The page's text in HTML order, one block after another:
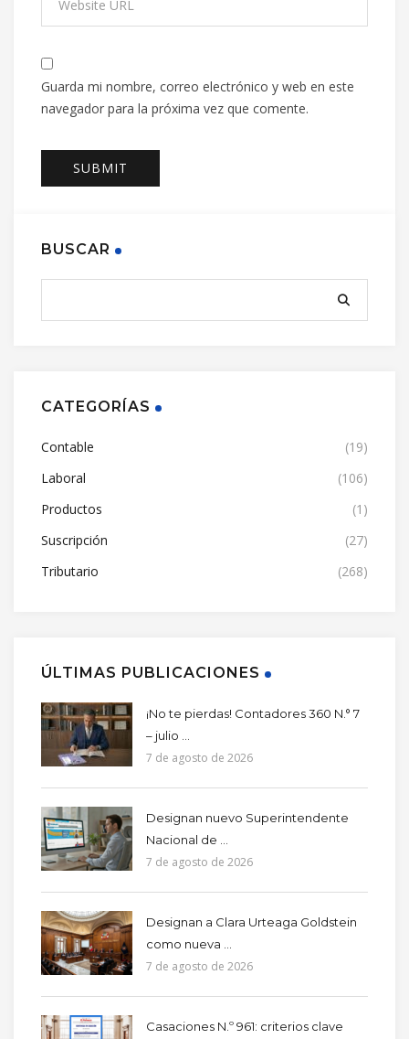
Guarda mi nombre, correo electrónico y web en este
navegador para la próxima vez que comente.
BUSCAR
CATEGORÍAS
Contable
(19)
Laboral
(106)
Productos
(1)
Suscripción
(27)
Tributario
(268)
ÚLTIMAS PUBLICACIONES
¡No te pierdas! Contadores 360 N.° 7
– julio ...
7 de agosto de 2026
Designan nuevo Superintendente
Nacional de ...
7 de agosto de 2026
Designan a Clara Urteaga Goldstein
como nueva ...
7 de agosto de 2026
Casaciones N.º 961: criterios clave